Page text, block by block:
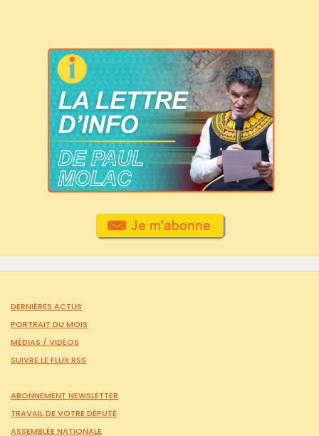
DERNIÈRES ACTUS
PORTRAIT DU MOIS
MÉDIAS / VIDÉOS
SUIVRE LE FLUX RSS
ABONNEMENT NEWSLETTER
TRAVAIL DE VOTRE DÉPUTÉ
ASSEMBLÉE NATIONALE